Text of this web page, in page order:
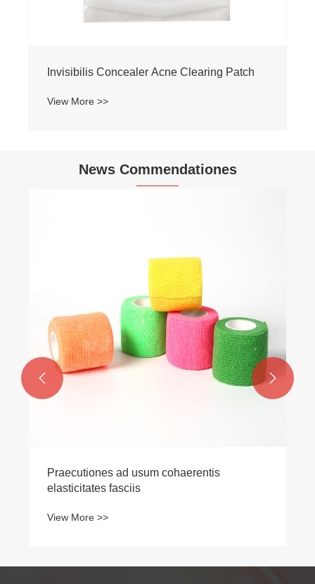
Invisibilis Concealer Acne Clearing Patch
View More >>
News Commendationes
Praecutiones ad usum cohaerentis
elasticitates fasciis
View More >>
 